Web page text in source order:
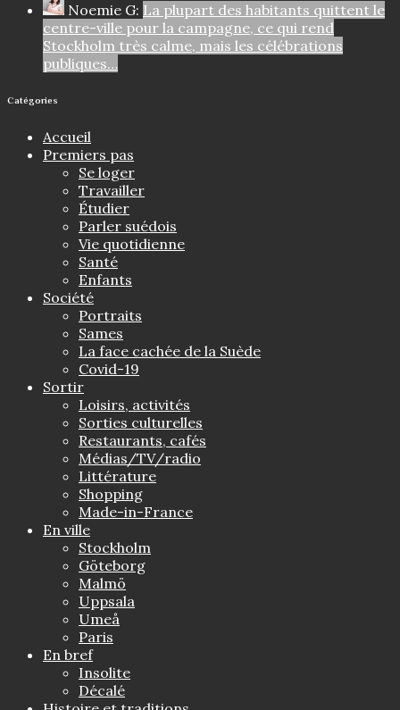
Noemie G: La plupart des habitants quittent le
centre-ville pour la campagne, ce qui rend
Stockholm très calme, mais les célébrations
publiques…
Catégories
Accueil
Premiers pas
Se loger
Travailler
Étudier
Parler suédois
Vie quotidienne
Santé
Enfants
Société
Portraits
Sames
La face cachée de la Suède
Covid-19
Sortir
Loisirs, activités
Sorties culturelles
Restaurants, cafés
Médias/TV/radio
Littérature
Shopping
Made-in-France
En ville
Stockholm
Göteborg
Malmö
Uppsala
Umeå
Paris
En bref
Insolite
Décalé